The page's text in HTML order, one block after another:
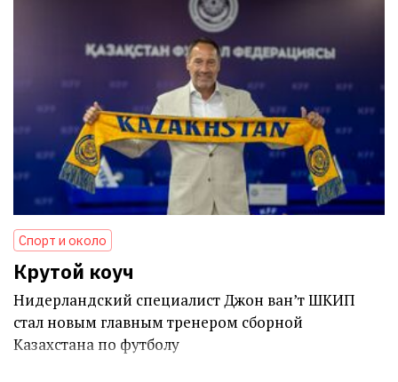
Спорт и около
Крутой коуч
Нидерландский специалист Джон ван’т ШКИП
стал новым главным тренером сборной
Казахстана по футболу